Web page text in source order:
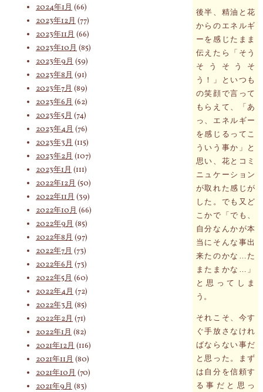
後半、精油と花
からのエネルギ
ーを感じたまま
伝えたら「そう
そうそうそ
う！」といつも
の笑顔で言って
もらえて、「あ
っ、エネルギー
を感じるってこ
ういう事か」と
思い、花とコミ
ニュケーション
が取れた感じが
した。でも又ど
こかで「でも、
自分なんかが本
当にそんな事出
来たのかな…た
またまかな…」
と思ってしま
う。
それこそ、今す
ぐ手放さなけれ
ばならない事だ
と思った。まず
は自分を信頼す
る事だと思っ
2024年1月 (66)
2023年12月 (77)
2023年11月 (66)
2023年10月 (85)
2023年9月 (59)
2023年8月 (91)
2023年7月 (89)
2023年6月 (62)
2023年5月 (74)
2023年4月 (76)
2023年3月 (115)
2023年2月 (107)
2023年1月 (111)
2022年12月 (50)
2022年11月 (39)
2022年10月 (66)
2022年9月 (85)
2022年8月 (97)
2022年7月 (73)
2022年6月 (73)
2022年5月 (60)
2022年4月 (72)
2022年3月 (85)
2022年2月 (71)
2022年1月 (82)
2021年12月 (116)
2021年11月 (80)
2021年10月 (70)
2021年9月 (83)